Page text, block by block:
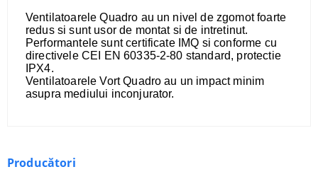
Ventilatoarele Quadro au un nivel de zgomot foarte
redus si sunt usor de montat si de intretinut.
Performantele sunt certificate IMQ si conforme cu
directivele CEI EN 60335-2-80 standard, protectie
IPX4.
Ventilatoarele Vort Quadro au un impact minim
asupra mediului inconjurator.
Producători